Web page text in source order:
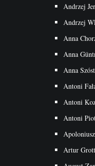
Andrzej
Andrzej
Anna
Anna
Anna
Antoni
Antoni
Antoni
Artur